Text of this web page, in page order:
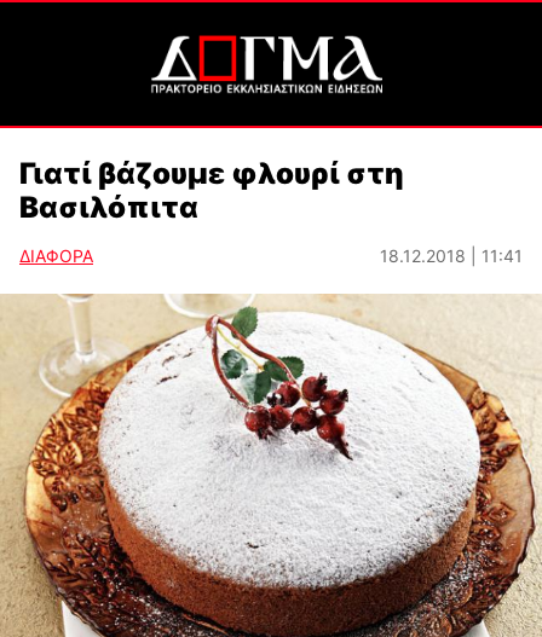
Γιατί βάζουμε φλουρί στη
Βασιλόπιτα
ΔΙΑΦΟΡΑ 18.12.2018 | 11:41